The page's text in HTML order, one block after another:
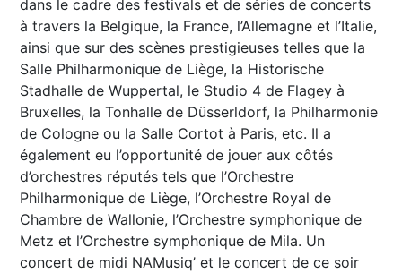
dans le cadre des festivals et de séries de concerts
à travers la Belgique, la France, l’Allemagne et l’Italie,
ainsi que sur des scènes prestigieuses telles que la
Salle Philharmonique de Liège, la Historische
Stadhalle de Wuppertal, le Studio 4 de Flagey à
Bruxelles, la Tonhalle de Düsserldorf, la Philharmonie
de Cologne ou la Salle Cortot à Paris, etc. Il a
également eu l’opportunité de jouer aux côtés
d’orchestres réputés tels que l’Orchestre
Philharmonique de Liège, l’Orchestre Royal de
Chambre de Wallonie, l’Orchestre symphonique de
Metz et l’Orchestre symphonique de Mila. Un
concert de midi NAMusiq’ et le concert de ce soir